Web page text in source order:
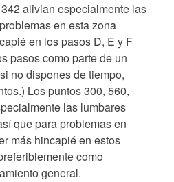
alivian especialmente las
en esta zona
en los pasos D, E y F
pasos como parte de un
no dispones de tiempo,
Los puntos 300, 560,
las lumbares
que para problemas en
más hincapié en estos
como
general.